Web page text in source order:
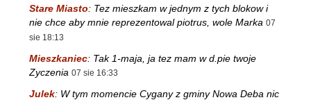
Stare Miasto: Tez mieszkam w jednym z tych blokow i
nie chce aby mnie reprezentowal piotrus, wole Marka 07
sie 18:13
Mieszkaniec: Tak 1-maja, ja tez mam w d.pie twoje
Zyczenia 07 sie 16:33
Julek: W tym momencie Cygany z gminy Nowa Deba nic